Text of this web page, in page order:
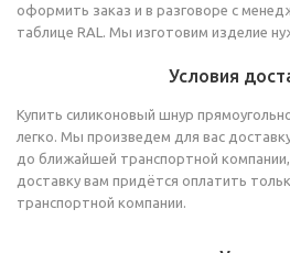
оформить заказ и в разговоре с
таблице RAL. Мы изготовим изделие
Условия
Купить силиконовый шнур
легко. Мы произведем для вас
до ближайшей транспортной
доставку вам придётся оплатить
транспортной компании.